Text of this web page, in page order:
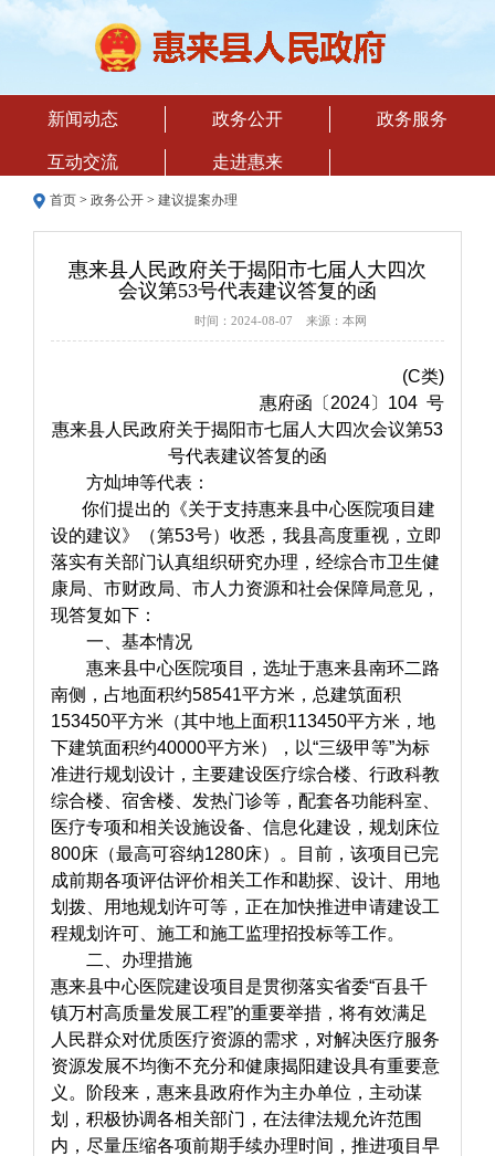
新闻动态 政务公开 政务服务
互动交流 走进惠来
首页 > 政务公开 > 建议提案办理
惠来县人民政府关于揭阳市七届人大四次
会议第53号代表建议答复的函
时间：2024-08-07 来源：本网
(C类)
惠府函〔2024〕104 号
惠来县人民政府关于揭阳市七届人大四次会议第53
号代表建议答复的函
方灿坤等代表：
你们提出的《关于支持惠来县中心医院项目建
设的建议》（第53号）收悉，我县高度重视，立即
落实有关部门认真组织研究办理，经综合市卫生健
康局、市财政局、市人力资源和社会保障局意见，
现答复如下：
一、基本情况
惠来县中心医院项目，选址于惠来县南环二路
南侧，占地面积约58541平方米，总建筑面积
153450平方米（其中地上面积113450平方米，地
下建筑面积约40000平方米），以“三级甲等”为标
准进行规划设计，主要建设医疗综合楼、行政科教
综合楼、宿舍楼、发热门诊等，配套各功能科室、
医疗专项和相关设施设备、信息化建设，规划床位
800床（最高可容纳1280床）。目前，该项目已完
成前期各项评估评价相关工作和勘探、设计、用地
划拨、用地规划许可等，正在加快推进申请建设工
程规划许可、施工和施工监理招投标等工作。
二、办理措施
惠来县中心医院建设项目是贯彻落实省委“百县千
镇万村高质量发展工程”的重要举措，将有效满足
人民群众对优质医疗资源的需求，对解决医疗服务
资源发展不均衡不充分和健康揭阳建设具有重要意
义。阶段来，惠来县政府作为主办单位，主动谋
划，积极协调各相关部门，在法律法规允许范围
内，尽量压缩各项前期手续办理时间，推进项目早